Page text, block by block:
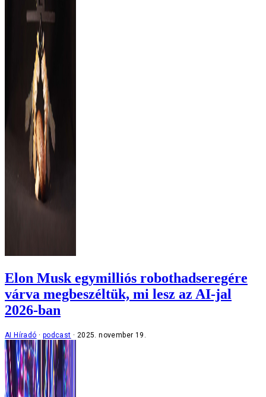
Elon Musk egymilliós robothadseregére
várva megbeszéltük, mi lesz az AI-jal
2026-ban
AI Híradó podcast 2025. november 19.